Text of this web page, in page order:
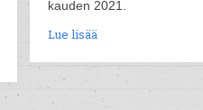
kauden 2021.
Lue lisää